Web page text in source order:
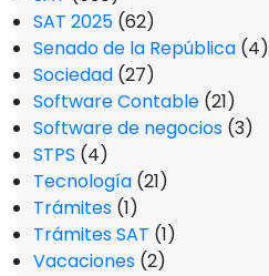
SAT 2025 (62)
Senado de la República (4)
Sociedad (27)
Software Contable (21)
Software de negocios (3)
STPS (4)
Tecnología (21)
Trámites (1)
Trámites SAT (1)
Vacaciones (2)